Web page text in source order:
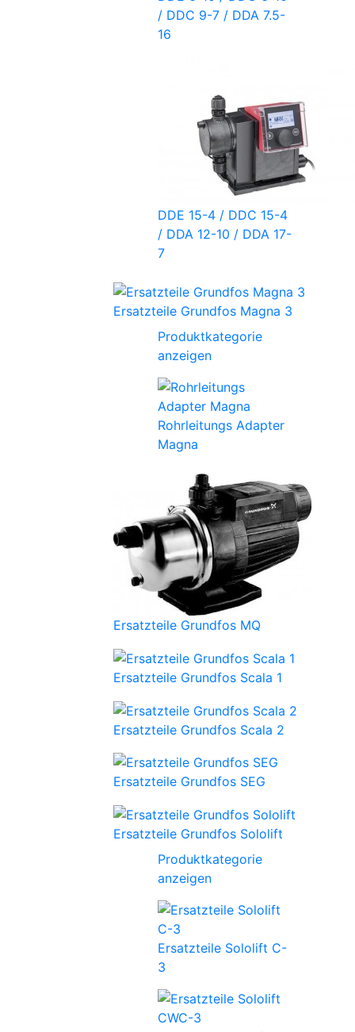
/ DDC 9-7 / DDA 7.5-
16
DDE 15-4 / DDC 15-4
/ DDA 12-10 / DDA 17-
7
Ersatzteile Grundfos Magna 3
Produktkategorie
anzeigen
Rohrleitungs Adapter
Magna
Ersatzteile Grundfos MQ
Ersatzteile Grundfos Scala 1
Ersatzteile Grundfos Scala 2
Ersatzteile Grundfos SEG
Ersatzteile Grundfos Sololift
Produktkategorie
anzeigen
Ersatzteile Sololift C-
3